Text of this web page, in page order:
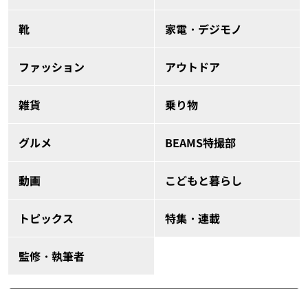
靴 家電・デジモノ
ファッション アウトドア
雑貨 乗り物
グルメ BEAMS特撮部
動画 こどもと暮らし
トピックス 特集・連載
監修・執筆者